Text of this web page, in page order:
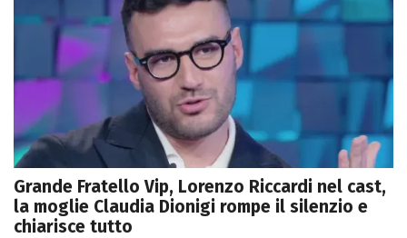
Grande Fratello Vip, Lorenzo Riccardi nel cast,
la moglie Claudia Dionigi rompe il silenzio e
chiarisce tutto